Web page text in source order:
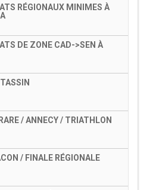
RÉGIONAUX MINIMES À
DE ZONE CAD->SEN À
/ ANNECY / TRIATHLON
/ FINALE RÉGIONALE